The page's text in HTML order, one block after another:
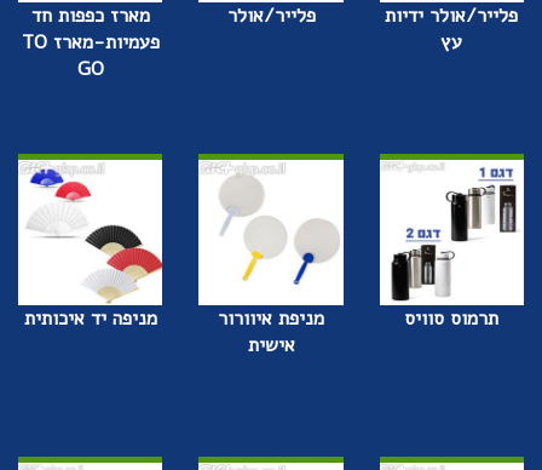
פלייר/אולר ידיות
עץ
פלייר/אולר
מארז כפפות חד
פעמיות-מארז TO
GO
תרמוס סוויס
מניפת איוורור
אישית
מניפה יד איכותית